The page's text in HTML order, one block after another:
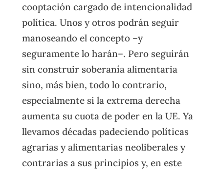
cooptación cargado de intencionalidad
política. Unos y otros podrán seguir
manoseando el concepto –y
seguramente lo harán–. Pero seguirán
sin construir soberanía alimentaria
sino, más bien, todo lo contrario,
especialmente si la extrema derecha
aumenta su cuota de poder en la UE. Ya
llevamos décadas padeciendo políticas
agrarias y alimentarias neoliberales y
contrarias a sus principios y, en este